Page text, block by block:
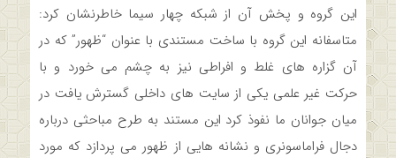
این گروه و پخش آن از شبکه چهار سیما خاطرنشان کرد:
متاسفانه این گروه با ساخت مستندی با عنوان “ظهور” که در
آن گزاره های غلط و افراطی نیز به چشم می خورد و با
حرکت غیر علمی یکی از سایت های داخلی گسترش یافت در
میان جوانان ما نفوذ کرد این مستند به طرح مباحثی درباره
دجال فراماسونری و نشانه هایی از ظهور می پردازد که مورد